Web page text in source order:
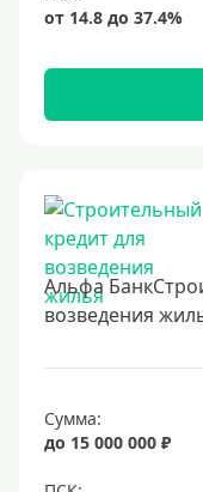
Альфа
возведения
Сумма:
до 15 000 000 ₽